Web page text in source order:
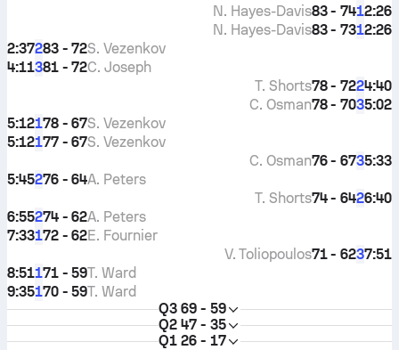
2:26
1
83 - 74
N. Hayes-Davis
2:26
1
83 - 73
N. Hayes-Davis
2:37283 - 72S. Vezenkov
4:11381 - 72C. Joseph
4:40
2
78 - 72
T. Shorts
5:02
3
78 - 70
C. Osman
5:12178 - 67S. Vezenkov
5:12177 - 67S. Vezenkov
5:33
3
76 - 67
C. Osman
5:45276 - 64A. Peters
6:40
2
74 - 64
T. Shorts
6:55274 - 62A. Peters
7:33172 - 62E. Fournier
7:51
3
71 - 62
V. Toliopoulos
8:51171 - 59T. Ward
9:35170 - 59T. Ward
Q3 69 - 59
Q2 47 - 35
Q1 26 - 17